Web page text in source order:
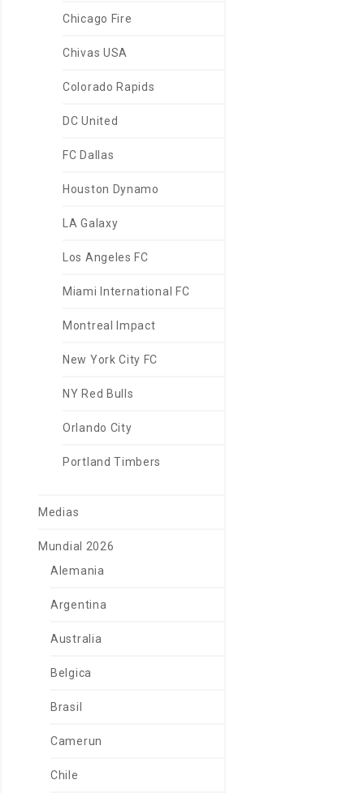
Chicago Fire
Chivas USA
Colorado Rapids
DC United
FC Dallas
Houston Dynamo
LA Galaxy
Los Angeles FC
Miami International FC
Montreal Impact
New York City FC
NY Red Bulls
Orlando City
Portland Timbers
Medias
Mundial 2026
Alemania
Argentina
Australia
Belgica
Brasil
Camerun
Chile